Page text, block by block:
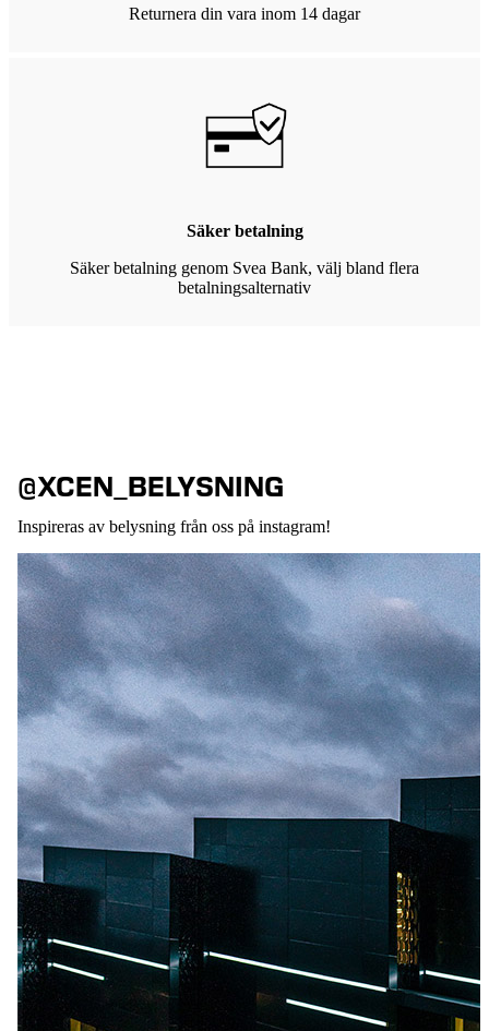
Returnera din vara inom 14 dagar
Säker betalning
Säker betalning genom Svea Bank, välj bland flera
betalningsalternativ
@XCEN_BELYSNING
Inspireras av belysning från oss på instagram!